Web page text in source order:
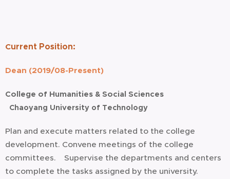
Current Position:
Dean (2019/08-Present)
College of Humanities & Social Sciences
Chaoyang University of Technology
Plan and execute matters related to the college
development. Convene meetings of the college
committees. Supervise the departments and centers
to complete the tasks assigned by the university.